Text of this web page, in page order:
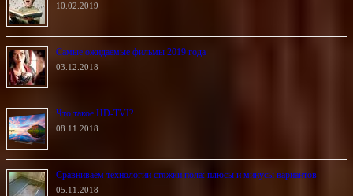
10.02.2019
Самые ожидаемые фильмы 2019 года
03.12.2018
Что такое HD-TVI?
08.11.2018
Сравниваем технологии стяжки пола: плюсы и минусы вариантов
05.11.2018